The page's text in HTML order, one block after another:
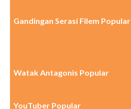
Gandingan Serasi Filem Popular
Watak Antagonis Popular
YouTuber Popular